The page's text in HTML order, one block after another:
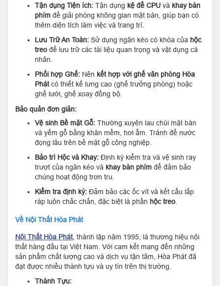
Tận dụng Tiện ích: Tận dụng kệ để CPU và khay bàn
phím để giải phóng không gian mặt bàn, giúp bạn có
thêm diện tích làm việc và trang trí.
Lưu Trữ An Toàn: Sử dụng ngăn kéo có khóa của hộc
treo để lưu trữ các tài liệu quan trọng và vật dụng cá
nhân.
Phối hợp Ghế: Nên kết hợp với ghế văn phòng Hòa
Phátcó thiết kế lưng cao (ghế trưởng phòng) hoặc
ghế lưới, ghế xoay đồng bộ.
Bảo quản đơn giản:
Vệ sinh Bề mặt Gỗ: Thường xuyên lau chùi mặt bàn
và yếm gỗ bằng khăn mềm, hơi ẩm. Tránh để nước
đọng lâu trên bề mặt gỗ công nghiệp.
Bảo trì Hộc và Khay: Định kỳ kiểm tra và vệ sinh ray
trượt của ngăn kéo và khay bàn phím để đảm bảo
chúng hoạt động trơn tru.
Kiểm tra định kỳ: Đảm bảo các ốc vít và kết cấu lắp
ráp luôn chắc chắn, đặc biệt là phần hộc treo
Về Nội Thất Hòa Phát
Nội Thất Hòa Phát, thành lập năm 1995, là thương hiệu nội
thất hàng đầu tại Việt Nam. Với cam kết mang đến những
sản phẩm chất lượng cao và dịch vụ tận tâm, Hòa Phát đã
đạt được nhiều thành tựu và uy tín trên thị trường.
Thành Tựu: